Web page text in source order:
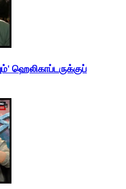
ஹெலிகாப்டருக்குப்